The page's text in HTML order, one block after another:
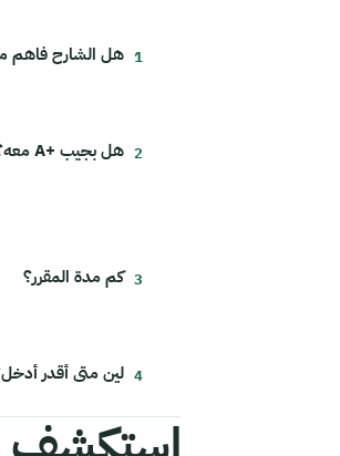
هل الشارح فاهم
هل بجيب +A معه؟
كم مدة المقرر؟
لين متى أقدر